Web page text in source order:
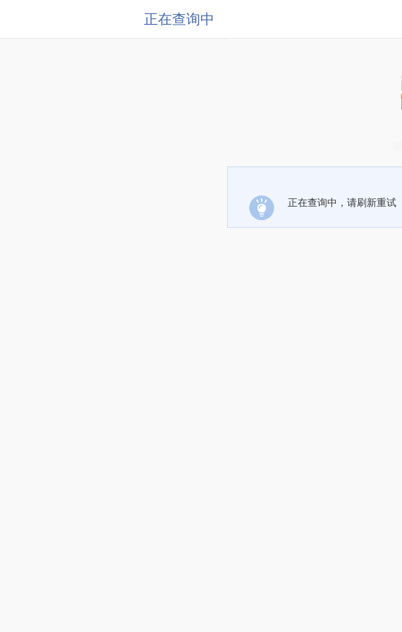
正在查询中
正在查询中，请刷新重试